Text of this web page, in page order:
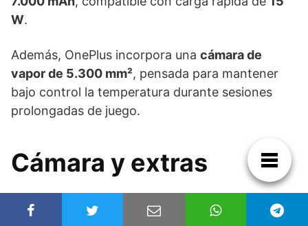
W.
Además, OnePlus incorpora una cámara de
vapor de 5.300 mm², pensada para mantener
bajo control la temperatura durante sesiones
prolongadas de juego.
Cámara y extras